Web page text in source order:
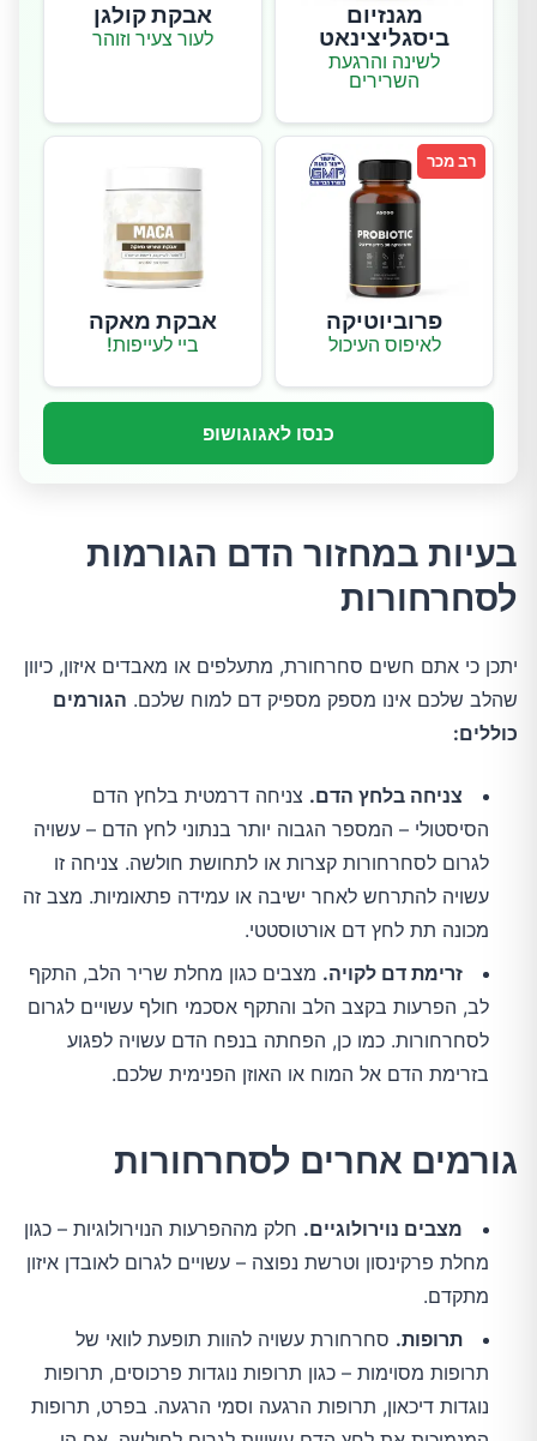
מגנזיום
ביסגליצינאט
לשינה והרגעת
השרירים
אבקת קולגן
לעור צעיר וזוהר
רב מכר
פרוביוטיקה
לאיפוס העיכול
אבקת מאקה
ביי לעייפות!
כנסו לאגוגושופ
בעיות במחזור הדם הגורמות
לסחרחורות
יתכן כי אתם חשים סחרחורת, מתעלפים או מאבדים איזון, כיוון
שהלב שלכם אינו מספק מספיק דם למוח שלכם. הגורמים
כוללים:
צניחה בלחץ הדם. צניחה דרמטית בלחץ הדם
הסיסטולי – המספר הגבוה יותר בנתוני לחץ הדם – עשויה
לגרום לסחרחורות קצרות או לתחושת חולשה. צניחה זו
עשויה להתרחש לאחר ישיבה או עמידה פתאומיות. מצב זה
מכונה תת לחץ דם אורטוסטטי.
זרימת דם לקויה. מצבים כגון מחלת שריר הלב, התקף
לב, הפרעות בקצב הלב והתקף אסכמי חולף עשויים לגרום
לסחרחורות. כמו כן, הפחתה בנפח הדם עשויה לפגוע
בזרימת הדם אל המוח או האוזן הפנימית שלכם.
גורמים אחרים לסחרחורות
מצבים נוירולוגיים. חלק מההפרעות הנוירולוגיות – כגון
מחלת פרקינסון וטרשת נפוצה – עשויים לגרום לאובדן איזון
מתקדם.
תרופות. סחרחורת עשויה להוות תופעת לוואי של
תרופות מסוימות – כגון תרופות נוגדות פרכוסים, תרופות
נוגדות דיכאון, תרופות הרגעה וסמי הרגעה. בפרט, תרופות